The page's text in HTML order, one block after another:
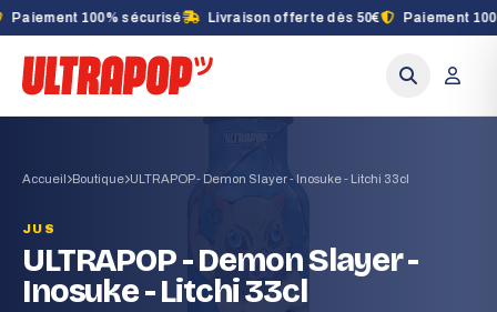
100% sécurisé Livraison offerte dès 50€ Paiement
Accueil Boutique ULTRAPOP - Demon Slayer - Inosuke - Litchi 33cl
JUS
ULTRAPOP - Demon Slayer -
Inosuke - Litchi 33cl